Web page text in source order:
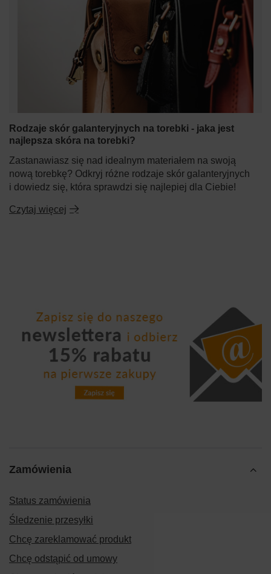
Rodzaje skór galanteryjnych na torebki - jaka jest
najlepsza skóra na torebki?
Zastanawiasz się nad idealnym materiałem na swoją
nową torebkę? Odkryj różne rodzaje skór galanteryjnych
i dowiedz się, która sprawdzi się najlepiej dla Ciebie!
Czytaj więcej
Zamówienia
Status zamówienia
Śledzenie przesyłki
Chcę zareklamować produkt
Chcę odstąpić od umowy